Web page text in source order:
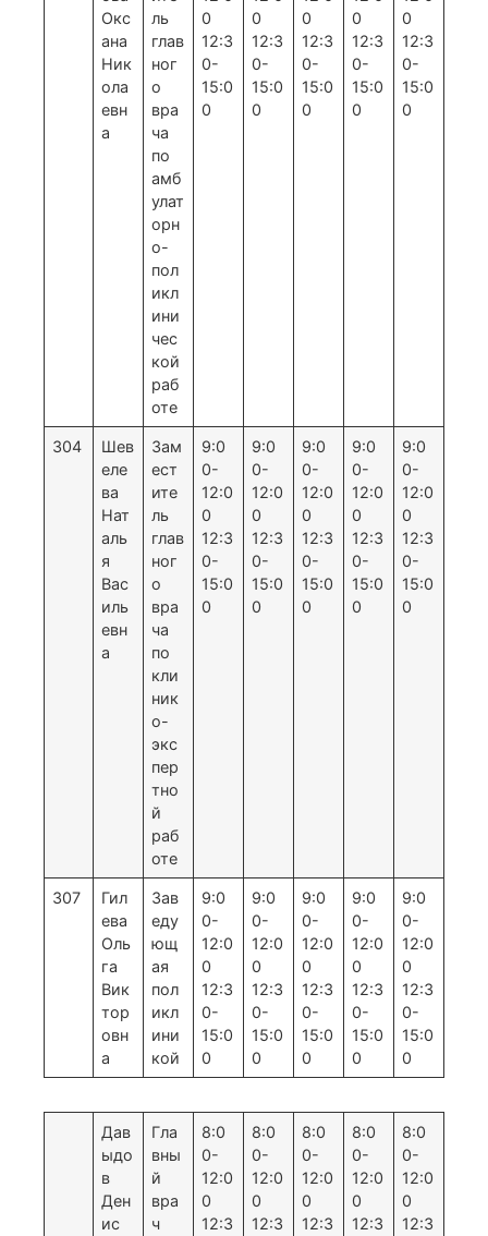
Окс
ана
Ник
ола
евн
а
ль
глав
ног
о
вра
ча
по
амб
улат
орн
о-
пол
икл
ини
чес
кой
раб
оте
0
12:3
0-
15:0
0
0
12:3
0-
15:0
0
0
12:3
0-
15:0
0
0
12:3
0-
15:0
0
0
12:3
0-
15:0
0
304
Шев
еле
ва
Нат
аль
я
Вас
иль
евн
а
Зам
ест
ите
ль
глав
ног
о
вра
ча
по
кли
ник
о-
экс
пер
тно
й
раб
оте
9:0
0-
12:0
0
12:3
0-
15:0
0
9:0
0-
12:0
0
12:3
0-
15:0
0
9:0
0-
12:0
0
12:3
0-
15:0
0
9:0
0-
12:0
0
12:3
0-
15:0
0
9:0
0-
12:0
0
12:3
0-
15:0
0
307
Гил
ева
Оль
га
Вик
тор
овн
а
Зав
еду
ющ
ая
пол
икл
ини
кой
9:0
0-
12:0
0
12:3
0-
15:0
0
9:0
0-
12:0
0
12:3
0-
15:0
0
9:0
0-
12:0
0
12:3
0-
15:0
0
9:0
0-
12:0
0
12:3
0-
15:0
0
9:0
0-
12:0
0
12:3
0-
15:0
0
Дав
ыдо
в
Ден
ис
Гла
вны
й
вра
ч
8:0
0-
12:0
0
12:3
8:0
0-
12:0
0
12:3
8:0
0-
12:0
0
12:3
8:0
0-
12:0
0
12:3
8:0
0-
12:0
0
12:3